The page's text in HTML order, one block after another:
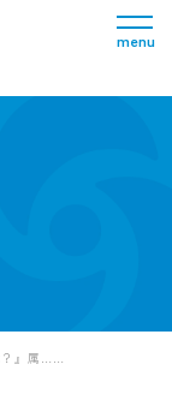
menu
？』属……